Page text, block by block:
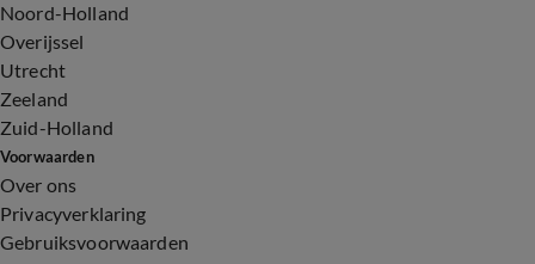
Noord-Holland
Overijssel
Utrecht
Zeeland
Zuid-Holland
Voorwaarden
Over ons
Privacyverklaring
Gebruiksvoorwaarden